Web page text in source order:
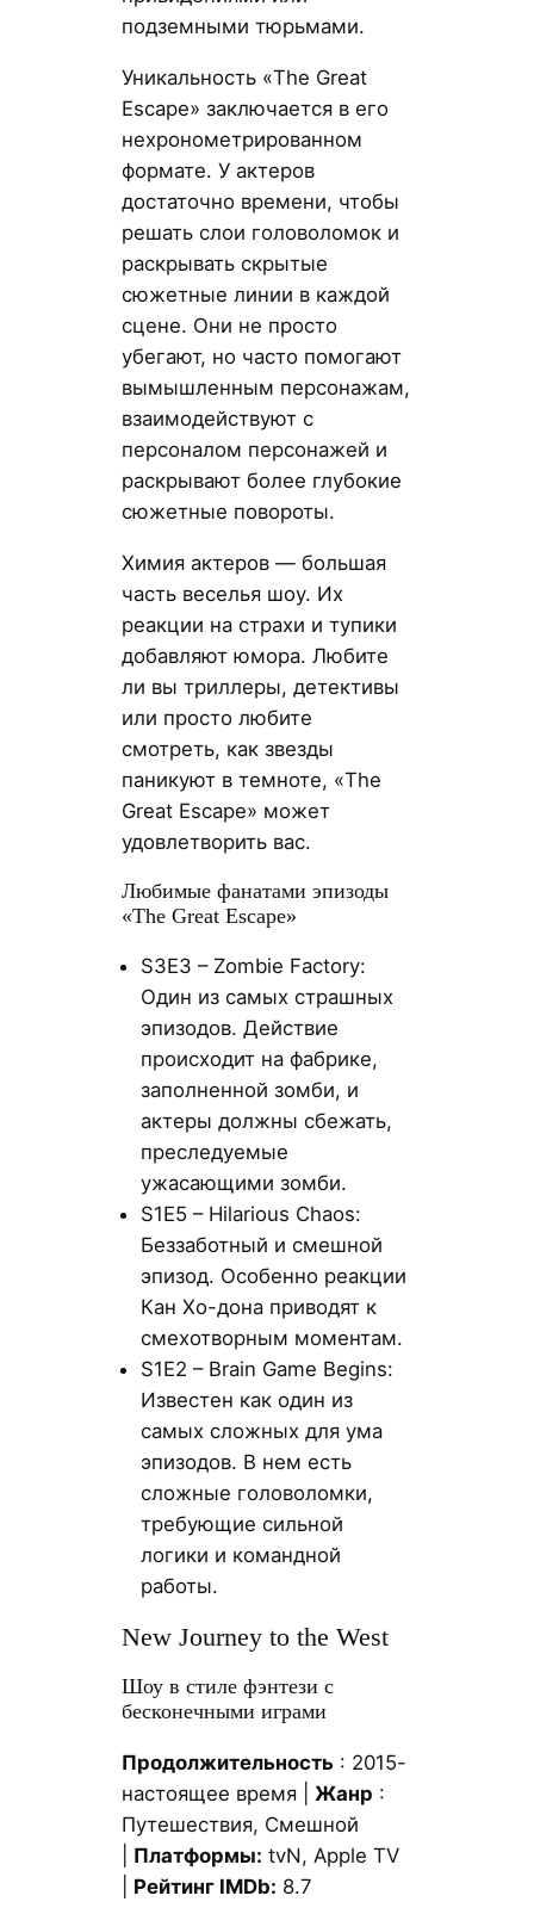
подземными тюрьмами.
Уникальность «The Great
Escape» заключается в его
нехронометрированном
формате. У актеров
достаточно времени, чтобы
решать слои головоломок и
раскрывать скрытые
сюжетные линии в каждой
сцене. Они не просто
убегают, но часто помогают
вымышленным персонажам,
взаимодействуют с
персоналом персонажей и
раскрывают более глубокие
сюжетные повороты.
Химия актеров — большая
часть веселья шоу. Их
реакции на страхи и тупики
добавляют юмора. Любите
ли вы триллеры, детективы
или просто любите
смотреть, как звезды
паникуют в темноте, «The
Great Escape» может
удовлетворить вас.
Любимые фанатами эпизоды
«The Great Escape»
S3E3 – Zombie Factory:
Один из самых страшных
эпизодов. Действие
происходит на фабрике,
заполненной зомби, и
актеры должны сбежать,
преследуемые
ужасающими зомби.
S1E5 – Hilarious Chaos:
Беззаботный и смешной
эпизод. Особенно реакции
Кан Хо-дона приводят к
смехотворным моментам.
S1E2 – Brain Game Begins:
Известен как один из
самых сложных для ума
эпизодов. В нем есть
сложные головоломки,
требующие сильной
логики и командной
работы.
New Journey to the West
Шоу в стиле фэнтези с
бесконечными играми
Продолжительность: 2015-
настоящее время | Жанр :
Путешествия, Смешной
Платформы: tvN, Apple TV
Рейтинг IMDb: 8.7